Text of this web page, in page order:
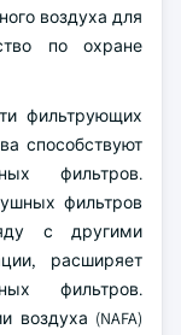
воздуха для
по охране
фильтрующих
способствуют
фильтров.
фильтров
с другими
расширяет
фильтров.
воздуха (NAFA)